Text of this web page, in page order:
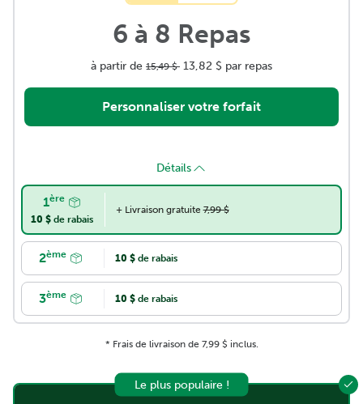
6 à 8 Repas
à partir de 15,49 $ 13,82 $ par repas
Personnaliser votre forfait
Repas familial
29,95 $ 28,45 $par repas
ère
Détails
1ère
10 $ de rabais
+ Livraison gratuite7,99 $
2ème 10 $ de rabais
3ème 10 $ de rabais
* Frais de livraison de 7,99 $ inclus.
Le plus populaire !